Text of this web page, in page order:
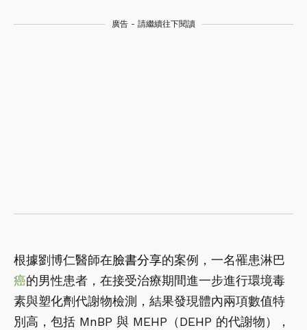
廣告 - 請繼續往下閱讀
根據劉博仁醫師在臉書分享的案例，一名罹患淋巴
癌的男性患者，在接受治療期間進一步進行環境毒
素與塑化劑代謝物檢測，結果發現體內兩項數值特
別高，包括 MnBP 與 MEHP（DEHP 的代謝物），